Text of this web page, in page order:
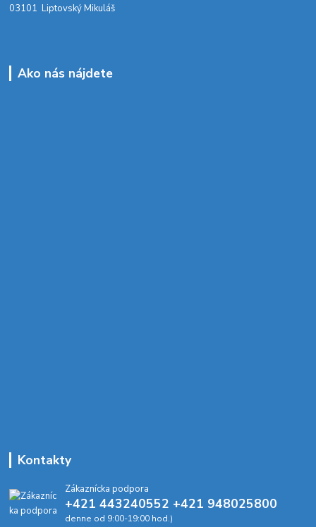
03101 Liptovský Mikuláš
Ako nás nájdete
Kontakty
Zákaznícka podpora
+421 443240552 +421 948025800
denne od 9:00-19:00 hod.)